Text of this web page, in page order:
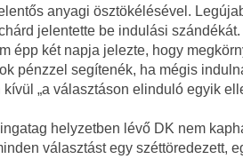
anyagi ösztökélésével.
jelentette be indulási
épp két napja jelezte, hogy
pénzzel segítenék, ha mégis
„a választáson elinduló egyik
helyzetben lévő DK nem
választást egy széttöredezett,